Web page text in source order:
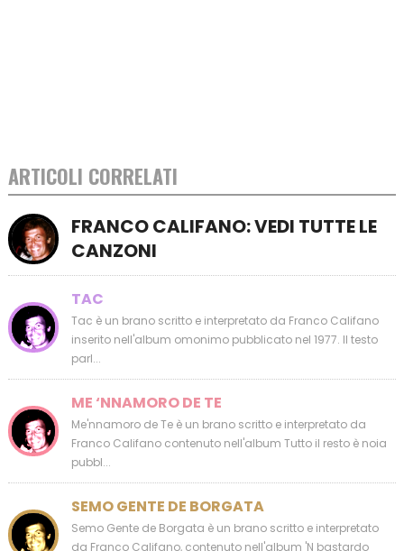
ARTICOLI CORRELATI
FRANCO CALIFANO: VEDI TUTTE LE
CANZONI
TAC
Tac è un brano scritto e interpretato da Franco Califano
inserito nell'album omonimo pubblicato nel 1977. Il testo
parl...
ME ‘NNAMORO DE TE
Me'nnamoro de Te è un brano scritto e interpretato da
Franco Califano contenuto nell'album Tutto il resto è noia
pubbl...
SEMO GENTE DE BORGATA
Semo Gente de Borgata è un brano scritto e interpretato
da Franco Califano, contenuto nell'album 'N bastardo